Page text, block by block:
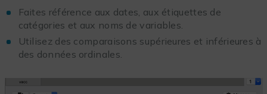
Faites référence aux dates, aux étiquettes de
catégories et aux noms de variables.
Utilisez des comparaisons supérieures et inférieures à
des données ordinales.